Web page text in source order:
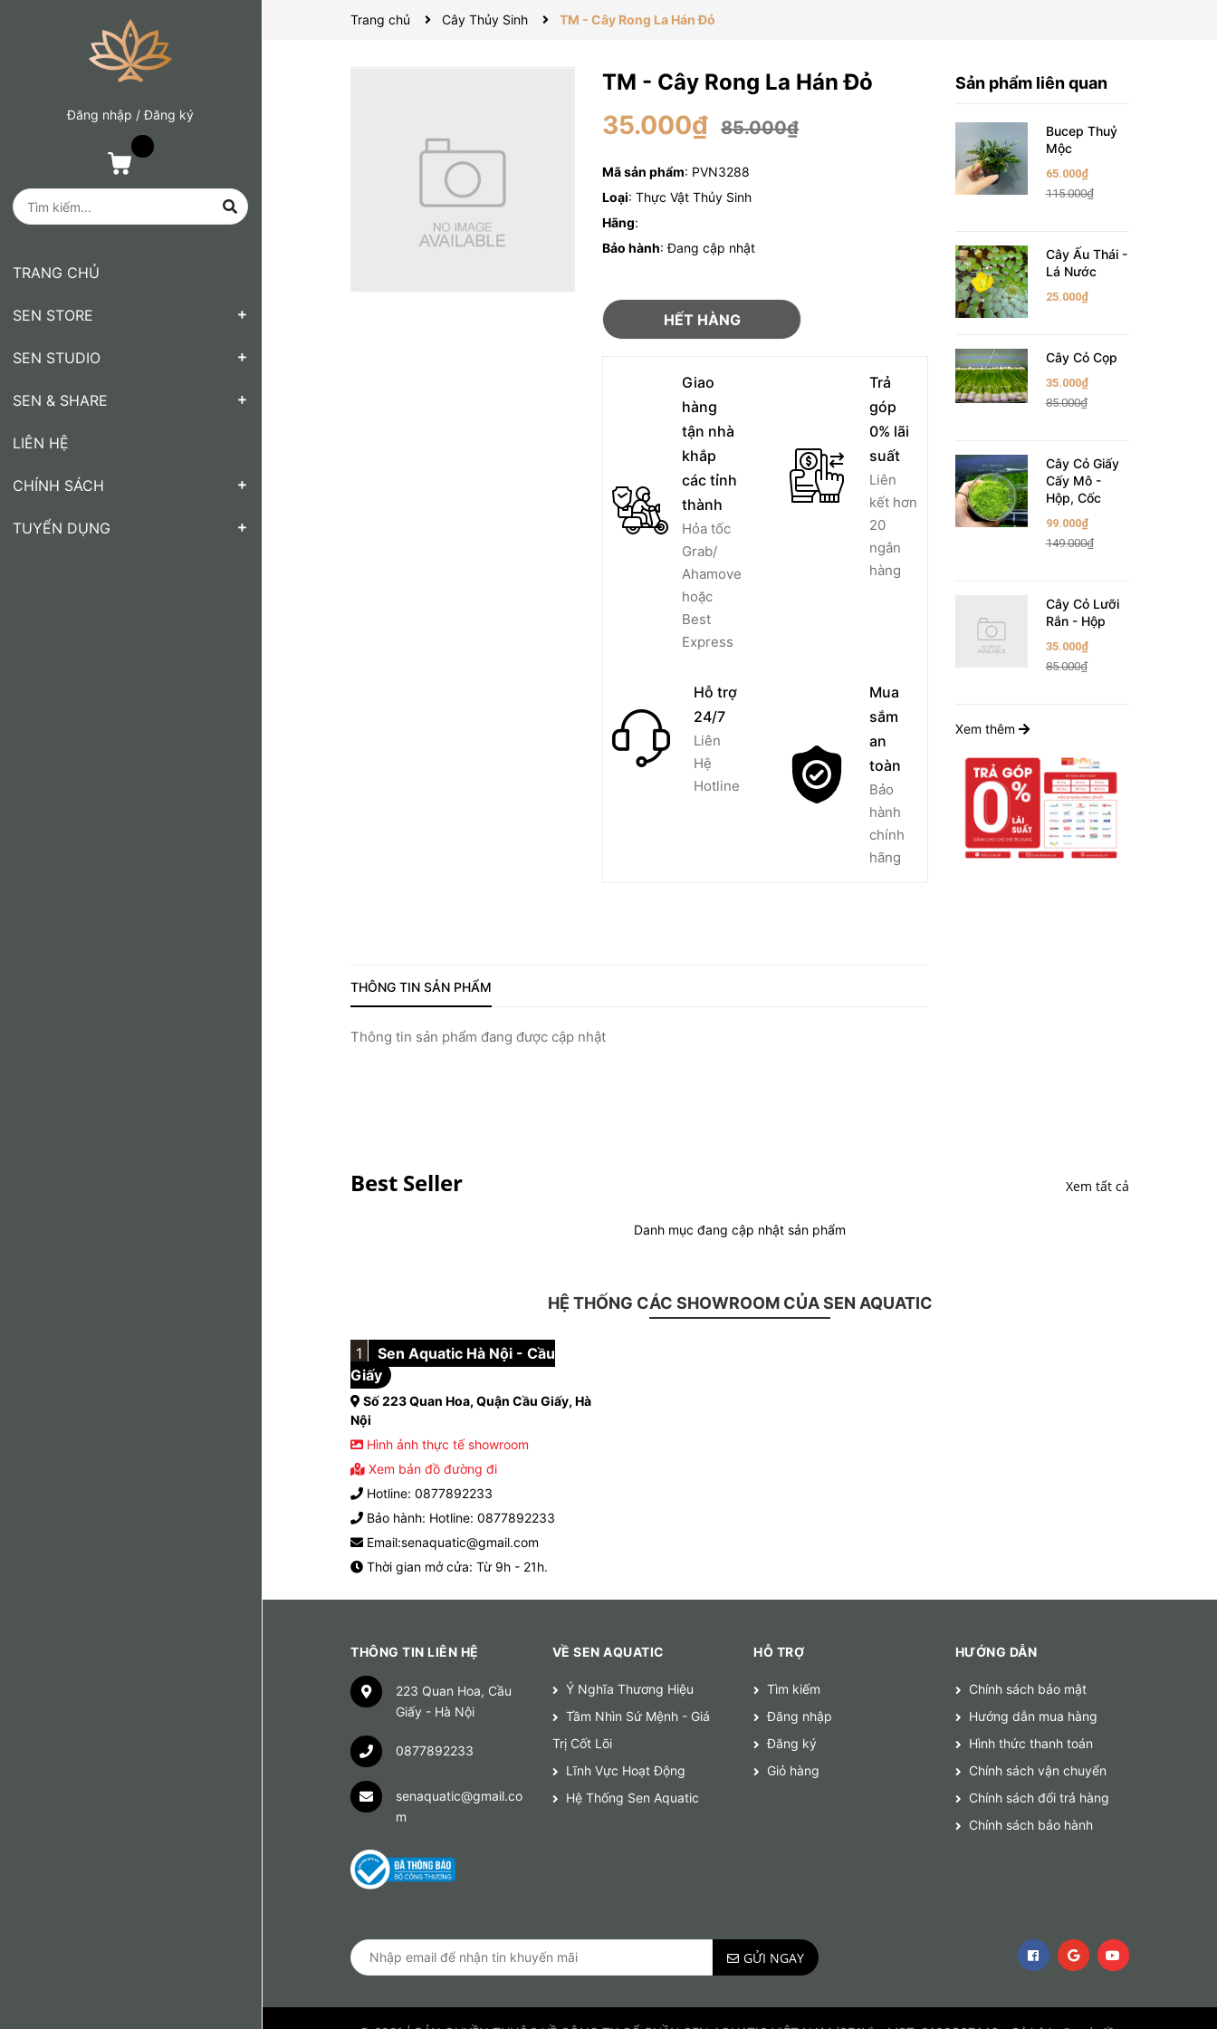
Đăng nhập /Đăng ký
TRANG CHỦ
SEN STORE
SEN STUDIO
SEN & SHARE
LIÊN HỆ
CHÍNH SÁCH
TUYỂN DỤNG
Trang chủ Cây Thủy Sinh TM - Cây Rong La Hán Đỏ
TM - Cây Rong La Hán Đỏ
35.000₫ 85.000₫
Mã sản phẩm: PVN3288
Loại: Thực Vật Thủy Sinh
Hãng:
Bảo hành: Đang cập nhật
HẾT HÀNG
Giao
hàng
tận nhà
khắp
các tỉnh
thành
Hỏa tốc
Grab/
Ahamove
hoặc
Best
Express
Trả
góp
0% lãi
suất
Liên
kết hơn
20
ngân
hàng
Hỗ trợ
24/7
Liên
Hệ
Hotline
Mua
sắm
an
toàn
Bảo
hành
chính
hãng
THÔNG TIN SẢN PHẨM
Thông tin sản phẩm đang được cập nhật
Sản phẩm liên quan
Bucep Thuỷ
Mộc
65.000₫
115.000₫
Cây Ấu Thái -
Lá Nước
25.000₫
Cây Cỏ Cọp
35.000₫
85.000₫
Cây Cỏ Giấy
Cấy Mô -
Hộp, Cốc
99.000₫
149.000₫
Cây Cỏ Lưỡi
Rắn - Hộp
35.000₫
85.000₫
Xem thêm
Best Seller Xem tất cả
Danh mục đang cập nhật sản phẩm
HỆ THỐNG CÁC SHOWROOM CỦA SEN AQUATIC
1
Sen Aquatic Hà Nội - Cầu
Giấy
Số 223 Quan Hoa, Quận Cầu Giấy, Hà
Nội
Hình ảnh thực tế showroom
Xem bản đồ đường đi
Hotline: 0877892233
Bảo hành: Hotline: 0877892233
Email:senaquatic@gmail.com
Thời gian mở cửa: Từ 9h - 21h.
THÔNG TIN LIÊN HỆ
223 Quan Hoa, Cầu
Giấy - Hà Nội
0877892233
senaquatic@gmail.co
m
VỀ SEN AQUATIC
Ý Nghĩa Thương Hiệu
Tầm Nhìn Sứ Mệnh - Giá
Trị Cốt Lõi
Lĩnh Vực Hoạt Động
Hệ Thống Sen Aquatic
HỖ TRỢ
Tìm kiếm
Đăng nhập
Đăng ký
Giỏ hàng
HƯỚNG DẪN
Chính sách bảo mật
Hướng dẫn mua hàng
Hình thức thanh toán
Chính sách vận chuyển
Chính sách đổi trả hàng
Chính sách bảo hành
GỬI NGAY